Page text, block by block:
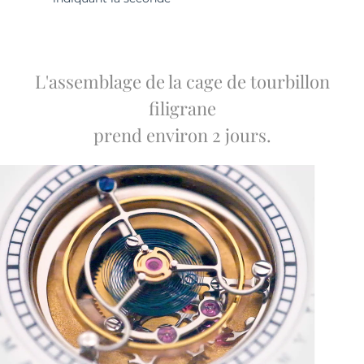
L'assemblage de la cage de tourbillon
filigrane
prend environ 2 jours.